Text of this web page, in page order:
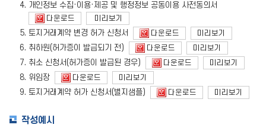
개인정보 수집·이용·제공 및 행정정보 공동이용 사전동의서
다운로드 미리보기
토지거래계약 변경 허가 신청서 다운로드 미리보기
취하원(허가증이 발급되기 전) 다운로드 미리보기
취소 신청서(허가증이 발급된 경우) 다운로드 미리보기
위임장 다운로드 미리보기
토지거래계약 허가 신청서(별지샘플) 다운로드 미리보기
작성예시